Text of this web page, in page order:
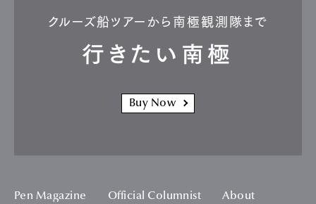
クルーズ船ツアーから南極観測隊まで
行きたい南極
Buy Now
Pen Magazine Official Columnist
About